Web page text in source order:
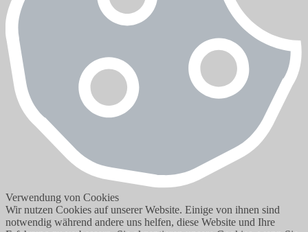
Verwendung von Cookies
Wir nutzen Cookies auf unserer Website. Einige von ihnen sind
notwendig während andere uns helfen, diese Website und Ihre